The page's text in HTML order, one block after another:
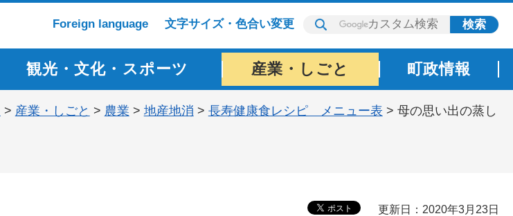
Foreign language 文字サイズ・色合い変更
観光・文化・スポーツ 産業・しごと 町政情報
> 産業・しごと > 農業 > 地産地消 > 長寿健康食レシピ メニュー表 > 母の思い出の蒸し
更新日：2020年3月23日